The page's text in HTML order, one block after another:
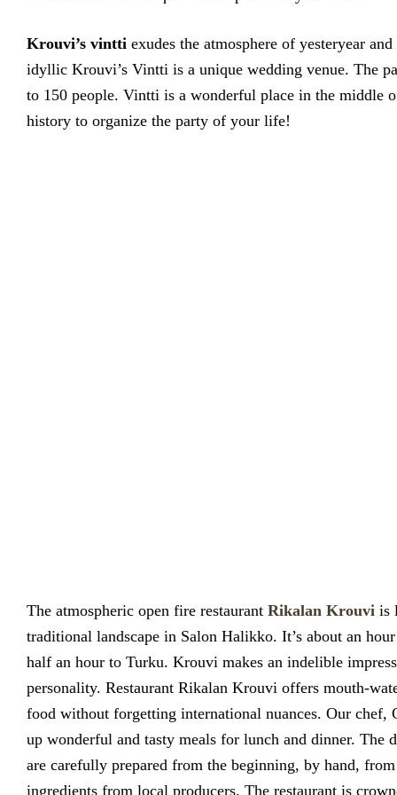
Krouvi’s vintti exudes the atmosphere of yesteryear
idyllic Krouvi’s Vintti is a unique wedding venue. The
to 150 people. Vintti is a wonderful place in the middle
history to organize the party of your life!
The atmospheric open fire restaurant Rikalan Krouvi is
traditional landscape in Salon Halikko. It’s about an
half an hour to Turku. Krouvi makes an indelible
personality. Restaurant Rikalan Krouvi offers mouth-
food without forgetting international nuances. Our chef,
up wonderful and tasty meals for lunch and dinner. The
are carefully prepared from the beginning, by hand,
ingredients from local producers. The restaurant is